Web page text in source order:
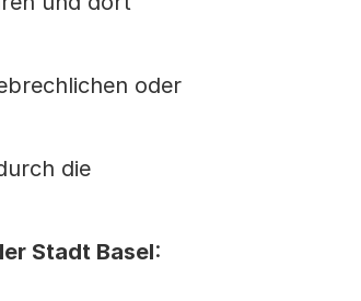
oder
die
Stadt Basel: